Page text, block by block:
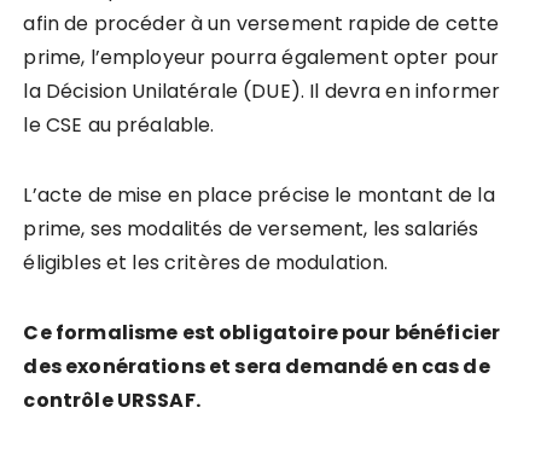
afin de procéder à un versement rapide de cette
prime, l’employeur pourra également opter pour
la Décision Unilatérale (DUE). Il devra en informer
le CSE au préalable.
L’acte de mise en place précise le montant de la
prime, ses modalités de versement, les salariés
éligibles et les critères de modulation.
Ce formalisme est obligatoire pour bénéficier
des exonérations et sera demandé en cas de
contrôle URSSAF.